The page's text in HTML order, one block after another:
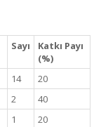
Sayı
Katkı Payı
(%)
14
20
2
40
1
20